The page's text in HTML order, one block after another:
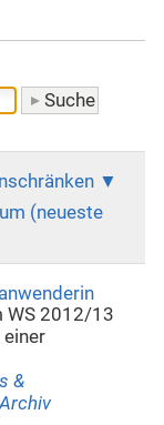
(neueste
WS 2012/13
&